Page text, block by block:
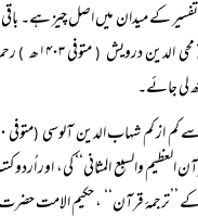
تفسیر کے میدان میں اصل چیز ہے۔
الدین درویش ( متوفی ۱۴۰۳ھ )
لی جائے۔
سے کم از کم شہاب الدین آلوسی (متوفی ۱۲۷۰ھ
العظيم والسبع المثانی‘‘ کی، اور
کے ’’ترجمۂ قرآن‘‘ ، حکیم الامت